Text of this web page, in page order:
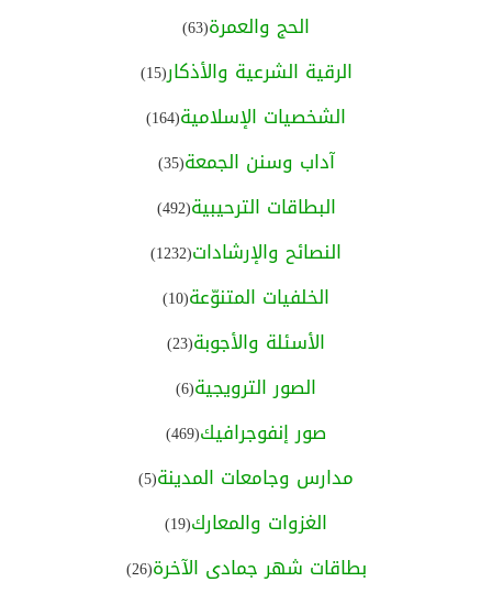
الحج والعمرة(63)
الرقية الشرعية والأذكار(15)
الشخصيات الإسلامية(164)
آداب وسنن الجمعة(35)
البطاقات الترحيبية(492)
النصائح والإرشادات(1232)
الخلفيات المتنوّعة(10)
الأسئلة والأجوبة(23)
الصور الترويجية(6)
صور إنفوجرافيك(469)
مدارس وجامعات المدينة(5)
الغزوات والمعارك(19)
بطاقات شهر جمادى الآخرة(26)